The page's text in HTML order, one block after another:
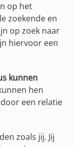
op het
zoekende en
op zoek naar
hiervoor een
kunnen
hen
een relatie
zoals jij. Jij